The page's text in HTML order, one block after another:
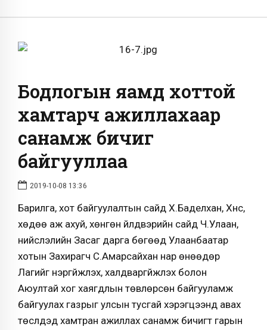
Бодлогын яамд хоттой
хамтарч ажиллахаар
санамж бичиг
байгууллаа
2019-10-08 13:36
Барилга, хот байгуулалтын сайд Х.Баделхан, Хүнс,
хөдөө аж ахуй, хөнгөн үйлдвэрийн сайд Ч.Улаан,
нийслэлийн Засаг дарга бөгөөд Улаанбаатар
хотын Захирагч С.Амарсайхан нар өнөөдөр
Лагийг үнэргүйжүүлэх, халдваргүйжүүлэх болон
Аюултай хог хаягдлын төвлөрсөн байгууламж
байгуулах газрыг улсын тусгай хэрэгцээнд авах
төслүүдэд хамтран ажиллах санамж бичигт гарын